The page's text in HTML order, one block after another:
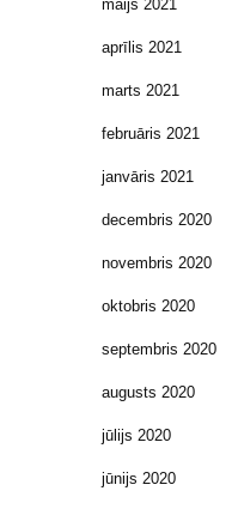
maijs 2021
aprīlis 2021
marts 2021
februāris 2021
janvāris 2021
decembris 2020
novembris 2020
oktobris 2020
septembris 2020
augusts 2020
jūlijs 2020
jūnijs 2020